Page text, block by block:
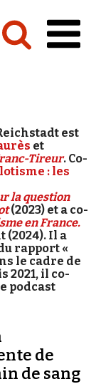
est
et
Tireur. Co-
: les
la question
(2023) et a co-
en France.
(2024). Il a
rapport «
le cadre de
2021, il co-
podcast
de
de sang